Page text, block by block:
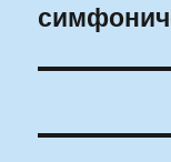
запись: